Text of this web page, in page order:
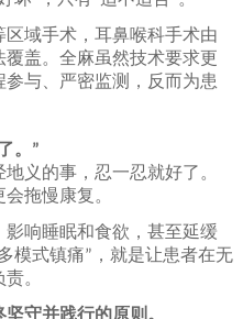
域手术，耳鼻喉科手术由
盖。全麻虽然技术要求更
与、严密监测，反而为患
。 ”
义的事，忍一忍就好了。
拖慢康复。
响睡眠和食欲，甚至延缓
模式镇痛” ，就是让患者在无
。
守并践行的原则。